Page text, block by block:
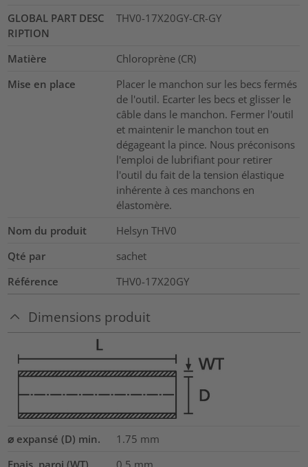
GLOBAL PART DESC
RIPTION
THV0-17X20GY-CR-GY
Matière
Chloroprène (CR)
Mise en place
Placer le manchon sur les becs fermés
de l'outil. Ecarter les becs et glisser le
câble dans le manchon. Fermer l'outil
et maintenir le manchon tout en
dégageant la pince. Nous préconisons
l'emploi de lubrifiant pour retirer
l'outil du fait de la tension élastique
inhérente à ces manchons en
élastomère.
Nom du produit
Helsyn THV0
Qté par
sachet
Référence
THV0-17X20GY
Dimensions produit
⌀ expansé (D) min. 1.75 mm